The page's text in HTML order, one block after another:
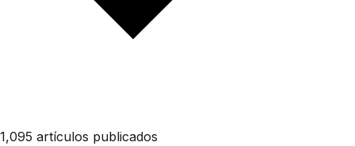
1,095 artículos publicados